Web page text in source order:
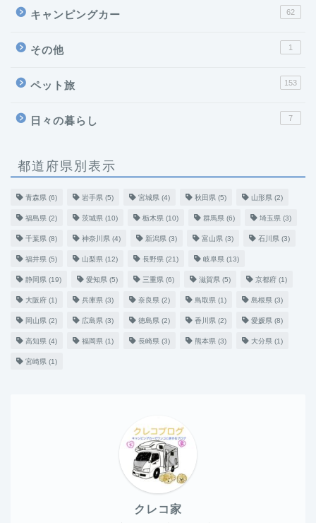
キャンピングカー 62
その他 1
ペット旅 153
日々の暮らし 7
都道府県別表示
青森県 (6) 岩手県 (5) 宮城県 (4) 秋田県 (5) 山形県 (2)
福島県 (2) 茨城県 (10) 栃木県 (10) 群馬県 (6) 埼玉県 (3)
千葉県 (8) 神奈川県 (4) 新潟県 (3) 富山県 (3) 石川県 (3)
福井県 (5) 山梨県 (12) 長野県 (21) 岐阜県 (13)
静岡県 (19) 愛知県 (5) 三重県 (6) 滋賀県 (5) 京都府 (1)
大阪府 (1) 兵庫県 (3) 奈良県 (2) 鳥取県 (1) 島根県 (3)
岡山県 (2) 広島県 (3) 徳島県 (2) 香川県 (2) 愛媛県 (8)
高知県 (4) 福岡県 (1) 長崎県 (3) 熊本県 (3) 大分県 (1)
宮崎県 (1)
クレコ家